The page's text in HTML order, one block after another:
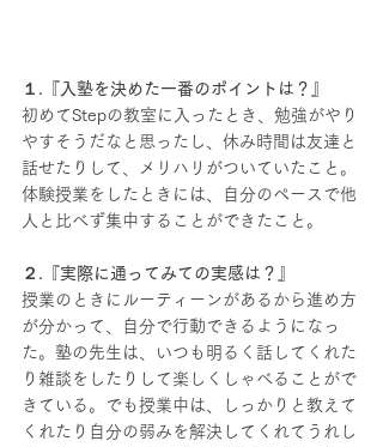
１.『入塾を決めた一番のポイントは？』
初めてStepの教室に入ったとき、勉強がやり
やすそうだなと思ったし、休み時間は友達と
話せたりして、メリハリがついていたこと。
体験授業をしたときには、自分のペースで他
人と比べず集中することができたこと。
２.『実際に通ってみての実感は？』
授業のときにルーティーンがあるから進め方
が分かって、自分で行動できるようになっ
た。塾の先生は、いつも明るく話してくれた
り雑談をしたりして楽しくしゃべることがで
きている。でも授業中は、しっかりと教えて
くれたり自分の弱みを解決してくれてうれし